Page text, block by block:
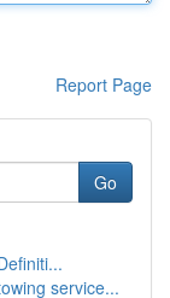
Report Page
Go
service...